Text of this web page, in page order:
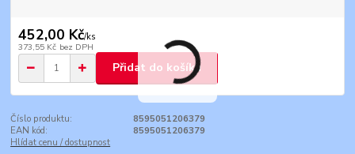
452,00 Kč/ks
373,55 Kč bez DPH
Přidat do košíku
Číslo produktu:
8595051206379
EAN kód:
8595051206379
Hlídat cenu / dostupnost